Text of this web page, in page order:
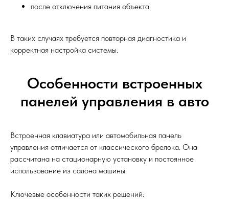
после отключения питания объекта.
В таких случаях требуется повторная диагностика и
корректная настройка системы.
Особенности встроенных
панелей управления в авто
Встроенная клавиатура или автомобильная панель
управления отличается от классического брелока. Она
рассчитана на стационарную установку и постоянное
использование из салона машины.
Ключевые особенности таких решений: